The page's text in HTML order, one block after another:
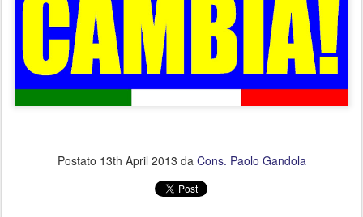
Postato 13th April 2013 da Cons. Paolo Gandola